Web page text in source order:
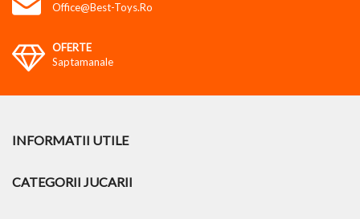
Office@best-Toys.ro
OFERTE
Saptamanale
INFORMATII UTILE
CATEGORII JUCARII